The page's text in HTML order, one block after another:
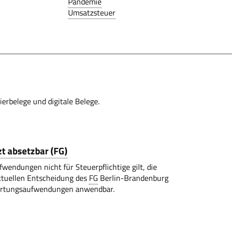
Umsatzsteuer
und digitale Belege.
(FG)
nicht für Steuerpflichtige gilt, die
Entscheidung des FG Berlin-Brandenburg
anwendbar.